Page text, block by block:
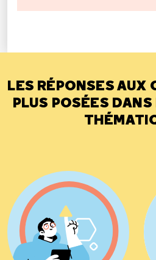
LES RÉPONSES AUX
PLUS POSÉES